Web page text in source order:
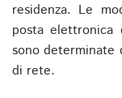
residenza. Le
posta
sono determinate
di rete.